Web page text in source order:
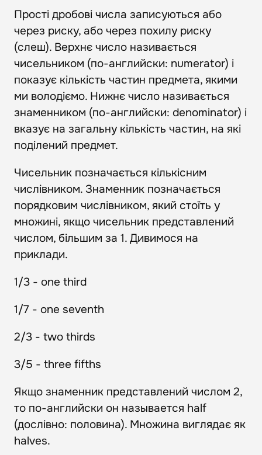
Прості дробові числа записуються або
через риску, або через похилу риску
(слеш). Верхнє число називається
чисельником (по-английски: numerator) і
показує кількість частин предмета, якими
ми володіємо. Нижнє число називається
знаменником (по-английски: denominator) і
вказує на загальну кількість частин, на які
поділений предмет.
Чисельник позначається кількісним
числівником. Знаменник позначається
порядковим числівником, який стоїть у
множині, якщо чисельник представлений
числом, більшим за 1. Дивимося на
приклади.
1/3 - one third
1/7 - one seventh
2/3 - two thirds
3/5 - three fifths
Якщо знаменник представлений числом 2,
то по-английски он называется half
(дослівно: половина). Множина виглядає як
halves.